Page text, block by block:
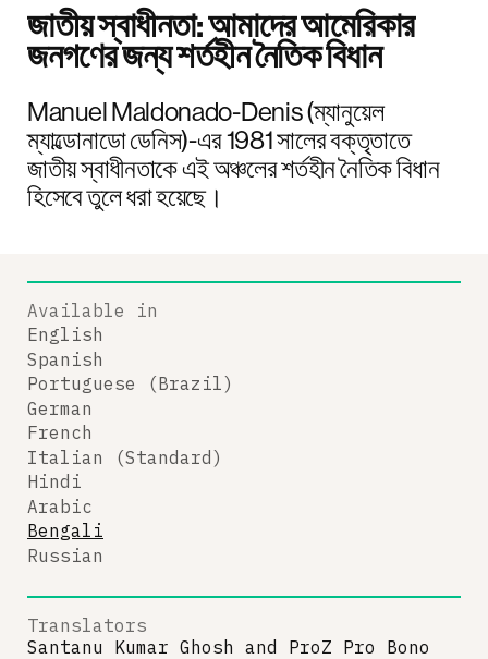
জাতীয় স্বাধীনতা: আমাদের আমেরিকার
জনগণের জন্য শর্তহীন নৈতিক বিধান
Manuel Maldonado-Denis (ম্যানুয়েল
ম্যাল্ডোনাডো ডেনিস)-এর 1981 সালের বক্তৃতাতে
জাতীয় স্বাধীনতাকে এই অঞ্চলের শর্তহীন নৈতিক বিধান
হিসেবে তুলে ধরা হয়েছে।
Available in
English
Spanish
Portuguese (Brazil)
German
French
Italian (Standard)
Hindi
Arabic
Bengali
Russian
Translators
Santanu Kumar Ghosh and ProZ Pro Bono